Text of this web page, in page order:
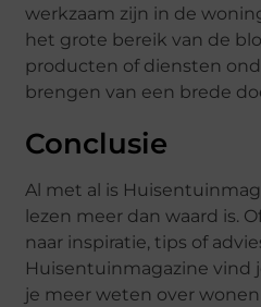
werkzaam zijn in de
het grote bereik van de
producten of diensten
brengen van een brede
Conclusie
Al met al is
lezen meer dan waard is.
naar inspiratie, tips of
Huisentuinmagazine vind
je meer weten over